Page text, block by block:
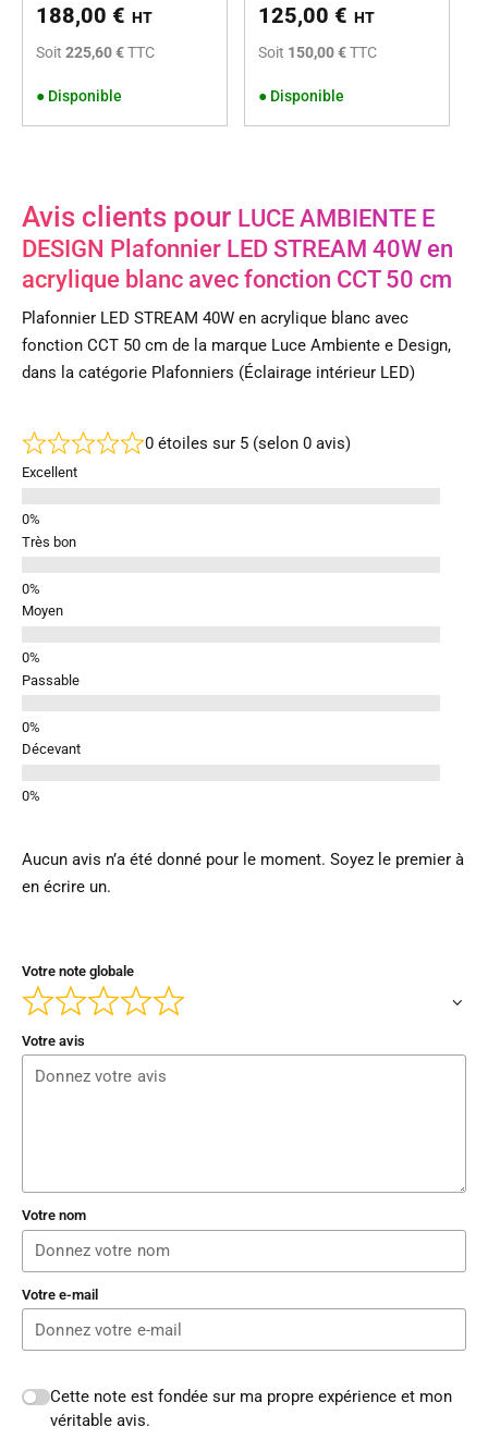
188,00 € HT
Soit 225,60 €TTC
● Disponible
125,00 € HT
Soit 150,00 €TTC
● Disponible
Avis clients pour LUCE AMBIENTE E
DESIGN Plafonnier LED STREAM 40W en
acrylique blanc avec fonction CCT 50 cm
Plafonnier LED STREAM 40W en acrylique blanc avec
fonction CCT 50 cm de la marque Luce Ambiente e Design,
dans la catégorie Plafonniers (Éclairage intérieur LED)
0 étoiles sur 5 (selon 0 avis)
Excellent
Très bon
Moyen
Passable
Décevant
Aucun avis n’a été donné pour le moment. Soyez le premier à
en écrire un.
Votre note globale
Votre avis
Votre nom
Votre e-mail
Cette note est fondée sur ma propre expérience et mon
véritable avis.